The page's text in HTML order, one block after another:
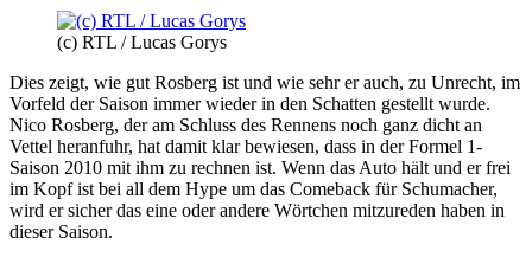
(c) RTL / Lucas Gorys
Dies zeigt, wie gut Rosberg ist und wie sehr er auch, zu Unrecht, im
Vorfeld der Saison immer wieder in den Schatten gestellt wurde.
Nico Rosberg, der am Schluss des Rennens noch ganz dicht an
Vettel heranfuhr, hat damit klar bewiesen, dass in der Formel 1-
Saison 2010 mit ihm zu rechnen ist. Wenn das Auto hält und er frei
im Kopf ist bei all dem Hype um das Comeback für Schumacher,
wird er sicher das eine oder andere Wörtchen mitzureden haben in
dieser Saison.